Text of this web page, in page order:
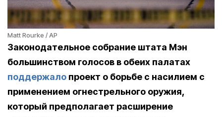
Matt Rourke / AP
Законодательное собрание штата Мэн
большинством голосов в обеих палатах
поддержало проект о борьбе с насилием с
применением огнестрельного оружия,
который предполагает расширение